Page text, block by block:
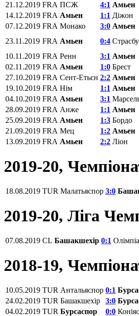
21.12.2019 FRA ПСЖ 4:1 Амьен
14.12.2019 FRA Амьен 1:1 Діжон
07.12.2019 FRA Монако 3:0 Амьен
23.11.2019 FRA Амьен 0:4
10.11.2019 FRA Ренн 3:1 Амьен
02.11.2019 FRA Амьен 1:0 Брест
27.10.2019 FRA Сент-Етьєн 2:2 Амьен
19.10.2019 FRA Нім 1:1 Амьен
04.10.2019 FRA Амьен 3:1
28.09.2019 FRA Анже 1:1 Амьен
25.09.2019 FRA Амьен 1:3 Бордо
21.09.2019 FRA Мец 1:2 Амьен
13.09.2019 FRA Амьен 2:2 Ліон
2019-20,
18.08.2019 TUR Малатьяспор 3:0
2019-20, Ліга
07.08.2019 CL Башакшехір 0:1
2018-19,
10.05.2019 TUR Антальяспор 0:1
24.02.2019 TUR Башакшехір 3:0
04.02.2019 TUR Бурсаспор 0:0